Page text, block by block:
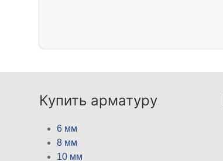
Купить арматуру
6 мм
8 мм
10 мм